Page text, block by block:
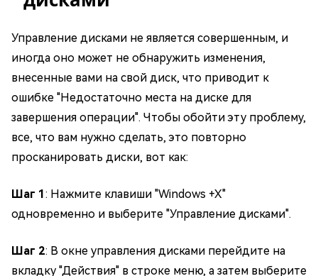
Управление дисками не является совершенным, и
иногда оно может не обнаружить изменения,
внесенные вами на свой диск, что приводит к
ошибке "Недостаточно места на диске для
завершения операции". Чтобы обойти эту проблему,
все, что вам нужно сделать, это повторно
просканировать диски, вот как:
Шаг 1 : Нажмите клавиши "Windows +X"
одновременно и выберите "Управление дисками".
Шаг 2: В окне управления дисками перейдите на
вкладку "Действия" в строке меню, а затем выберите